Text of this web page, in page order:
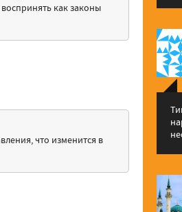
как законы
что изменится в